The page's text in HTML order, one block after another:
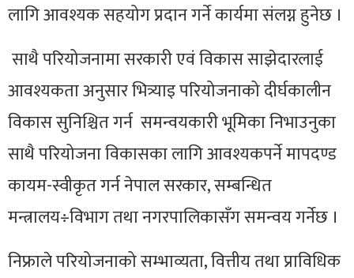
लागि आवश्यक सहयोग प्रदान गर्ने कार्यमा संलग्न हुनेछ ।
साथै परियोजनामा सरकारी एवं विकास साझेदारलाई
आवश्यकता अनुसार भित्र्याइ परियोजनाको दीर्घकालीन
विकास सुनिश्चित गर्न समन्वयकारी भूमिका निभाउनुका
साथै परियोजना विकासका लागिआवश्यकपर्नेमापदण्ड
कायम-स्वीकृत गर्न नेपाल सरकार, सम्बन्धित
मन्त्रालय÷विभाग तथा नगरपालिकासँग समन्वय गर्नेछ ।
निफ्रालेपरियोजनाको सम्भाव्यता, वित्तीय तथा प्राविधिक